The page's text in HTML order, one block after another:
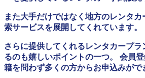
また大手だけではなく地方のレンタ
索サービスを展開してくれています。
さらに提供してくれるレンタカープラ
るのも嬉しいポイントの一つ。 会員
籍を問わず多くの方からお申込みがで